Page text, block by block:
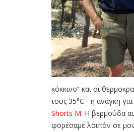
κόκκινο” και οι
τους 35°C - η ανάγκη
Shorts M. Η βερμούδα
φορέσαμε λοιπόν σε